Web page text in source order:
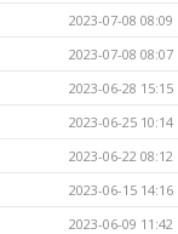
2023-07-08 08:09
2023-07-08 08:07
2023-06-28 15:15
2023-06-25 10:14
2023-06-22 08:12
2023-06-15 14:16
2023-06-09 11:42